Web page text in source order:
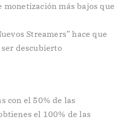
monetización más bajos que
Streamers” hace que
descubierto
con el 50% de las
el 100% de las